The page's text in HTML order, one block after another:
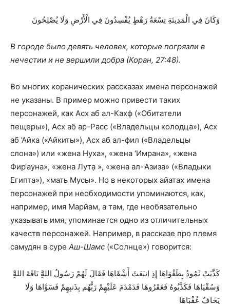
وَكَانَ فِي الْمَدِينَةِ تِسْعَةُ رَهْطٍ يُفْسِدُونَ فِي الْأَرْضِ وَلَا يُصْلِحُونَ
В городе было девять человек, которые погрязли в
нечестии и не вершили добра (Коран, 27:48).
Во многих коранических рассказах имена персонажей
не указаны. В пример можно привести таких
персонажей, как Асх аб ал-Кахф («Обитатели
пещеры»), Асх аб ар-Расс («Владельцы колодца»), Асх
аб ’Айка («Айкиты»), Асх аб ал-фил («Владельцы
слона») или «жена Нуха», «жена ‘Имрана», «жена
Фир‘ауна», «жена Лута̣ », «жена ал-‘Азиза» («Владыки
Египта»), «мать Мусы». Но в некоторых айатах имена
персонажей при необходимости упоминаются, как,
например, имя Марйам, а там, где необязательно
указывать имя, упоминается одно из отличительных
качеств персонажей. Например, в рассказе про племя
самудян в суре Аш-Шамс («Солнце») говорится:
كَذَّبَتْ ثَمُودُ بِطَغْوَاهَا إِذِ انبَعَثَ أَشْقَاهَا فَقَالَ لَهُمْ رَسُولُ اللهَِّ نَاقَةَ اللهَِّ
وَسُقْيَاهَا فَكَذَّبُوهُ فَعَقَرُوهَا فَدَمْدَمَ عَلَيْهِمْ رَبُّهُم بِذَنبِهِمْ فَسَوَّاهَا وَلَا
يَخَافُ عُقْبَاهَا